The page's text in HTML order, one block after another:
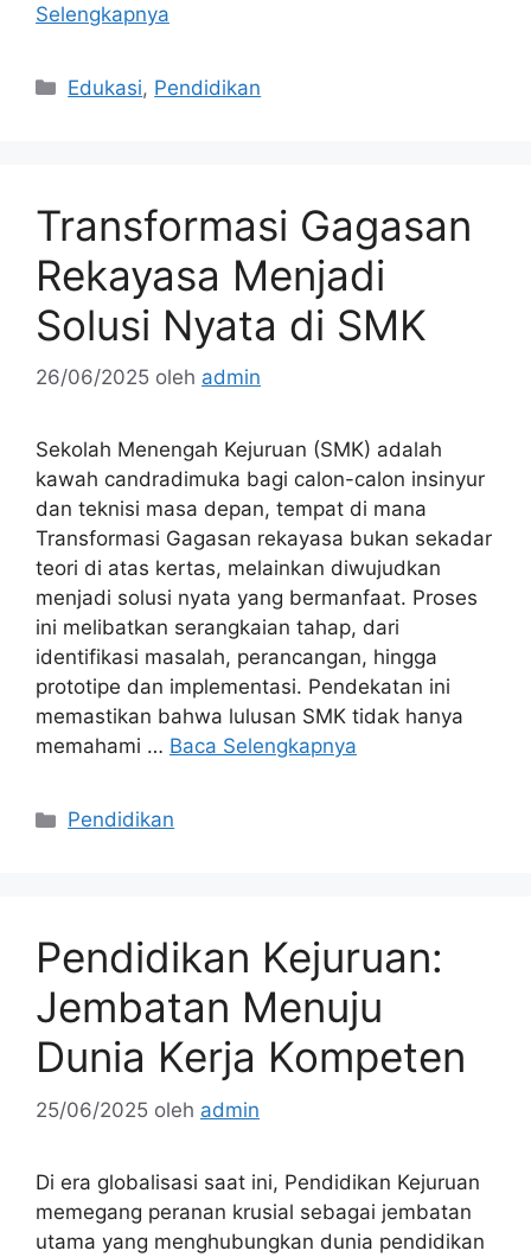
Selengkapnya
Kategori
Edukasi, Pendidikan
Transformasi Gagasan
Rekayasa Menjadi
Solusi Nyata di SMK
26/06/2025 oleh admin
Sekolah Menengah Kejuruan (SMK) adalah
kawah candradimuka bagi calon-calon insinyur
dan teknisi masa depan, tempat di mana
Transformasi Gagasan rekayasa bukan sekadar
teori di atas kertas, melainkan diwujudkan
menjadi solusi nyata yang bermanfaat. Proses
ini melibatkan serangkaian tahap, dari
identifikasi masalah, perancangan, hingga
prototipe dan implementasi. Pendekatan ini
memastikan bahwa lulusan SMK tidak hanya
memahami … Baca Selengkapnya
Kategori
Pendidikan
Pendidikan Kejuruan:
Jembatan Menuju
Dunia Kerja Kompeten
25/06/2025 oleh admin
Di era globalisasi saat ini, Pendidikan Kejuruan
memegang peranan krusial sebagai jembatan
utama yang menghubungkan dunia pendidikan